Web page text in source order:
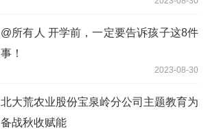
@所有人 开学前，一定要告诉孩子这8件
事！
2023-08-30
北大荒农业股份宝泉岭分公司主题教育为
备战秋收赋能